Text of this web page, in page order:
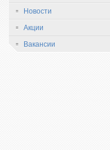
Новости
Акции
Вакансии